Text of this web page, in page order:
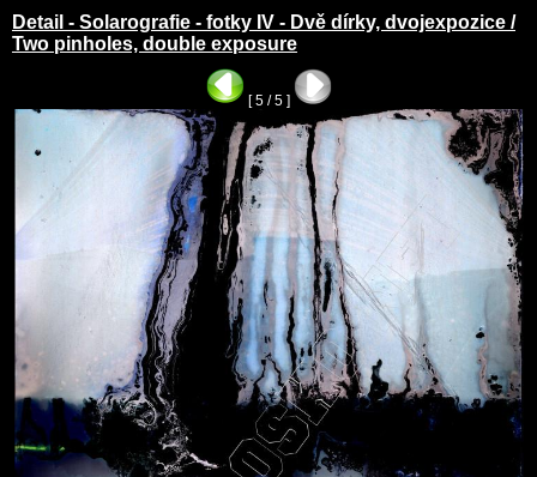
Detail - Solarografie - fotky IV - Dvě dírky, dvojexpozice /
Two pinholes, double exposure
[ 5 / 5 ]